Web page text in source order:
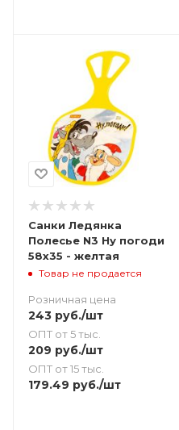
Санки Ледянка
Полесье N3 Ну погоди
58х35 - желтая
Товар не продается
Розничная цена
243 руб./шт
ОПТ от 5 тыс.
209 руб./шт
ОПТ от 15 тыс.
179.49 руб./шт